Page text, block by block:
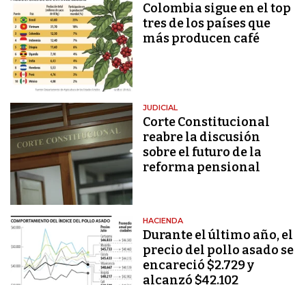
Colombia sigue en el top
tres de los países que
más producen café
JUDICIAL
Corte Constitucional
reabre la discusión
sobre el futuro de la
reforma pensional
HACIENDA
Durante el último año, el
precio del pollo asado se
encareció $2.729 y
alcanzó $42.102